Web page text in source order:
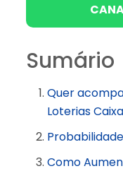
Sumário
Quer
Loterias
Como